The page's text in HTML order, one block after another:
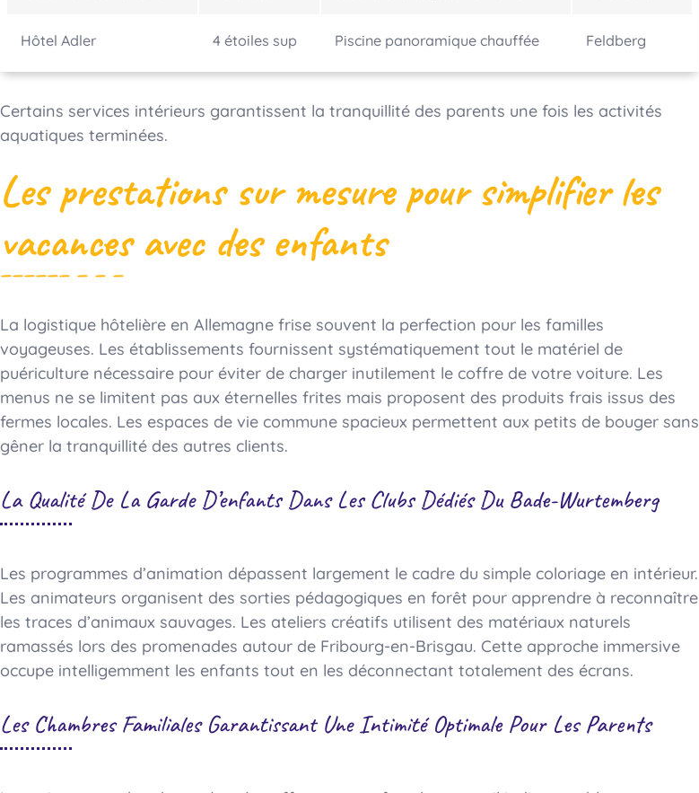
Hôtel Adler 4 étoiles sup Piscine panoramique chauffée Feldberg
Certains services intérieurs garantissent la tranquillité des parents une fois les activités
aquatiques terminées.
Les prestations sur mesure pour simplifier les
vacances avec des enfants
La logistique hôtelière en Allemagne frise souvent la perfection pour les familles
voyageuses. Les établissements fournissent systématiquement tout le matériel de
puériculture nécessaire pour éviter de charger inutilement le coffre de votre voiture. Les
menus ne se limitent pas aux éternelles frites mais proposent des produits frais issus des
fermes locales. Les espaces de vie commune spacieux permettent aux petits de bouger sans
gêner la tranquillité des autres clients.
La Qualité De La Garde D’enfants Dans Les Clubs Dédiés Du Bade-Wurtemberg
Les programmes d’animation dépassent largement le cadre du simple coloriage en intérieur.
Les animateurs organisent des sorties pédagogiques en forêt pour apprendre à reconnaître
les traces d’animaux sauvages. Les ateliers créatifs utilisent des matériaux naturels
ramassés lors des promenades autour de Fribourg-en-Brisgau. Cette approche immersive
occupe intelligemment les enfants tout en les déconnectant totalement des écrans.
Les Chambres Familiales Garantissant Une Intimité Optimale Pour Les Parents